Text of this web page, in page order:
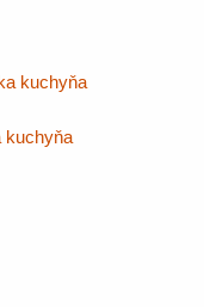
kuchyňa
kuchyňa